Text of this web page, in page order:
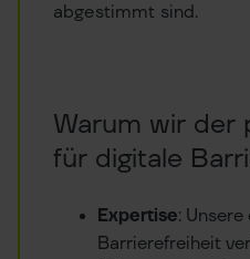
abgestimmt sind.
Warum wir der
für digitale
Expertise:
Barrierefreiheit